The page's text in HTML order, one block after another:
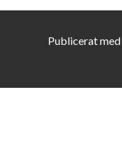
Publicerat med